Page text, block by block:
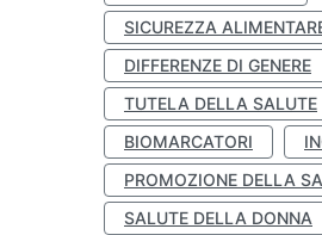
SICUREZZA
DIFFERENZE DI GENERE
TUTELA DELLA SALUTE
BIOMARCATORI
PROMOZIONE DELLA
SALUTE DELLA DONNA